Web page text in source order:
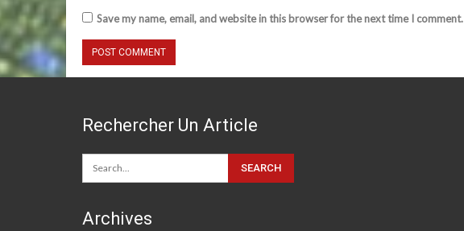
Save my name, email, and website in this browser for the next time I comment.
Rechercher Un Article
Archives